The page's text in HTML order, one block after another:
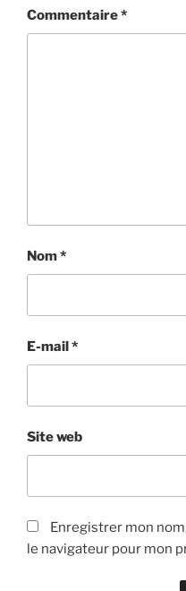
Commentaire*
Nom*
E-mail*
Site web
Enregistrer mon
le navigateur pour mon